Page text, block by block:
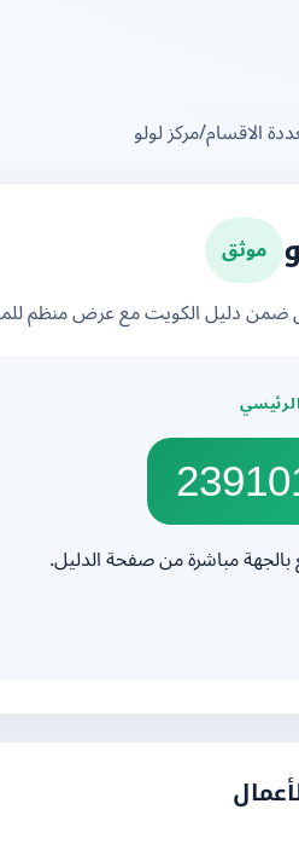
الاقسام/مركز لولو
موثق
دليل الكويت مع عرض منظم
مباشرة من صفحة الدليل.